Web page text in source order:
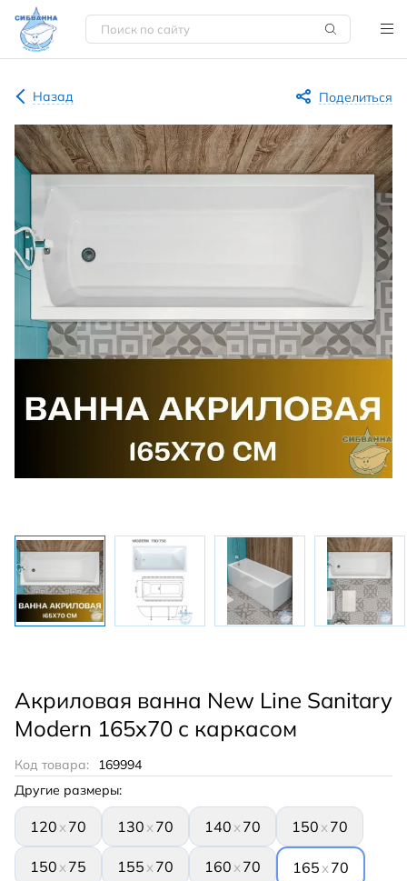
Назад Поделиться
Акриловая ванна New Line Sanitary
Modern 165x70 с каркасом
Код товара:
169994
Другие размеры:
120 x 70 130 x 70 140 x 70 150 x 70
150 x 75 155 x 70 160 x 70 165 x 70